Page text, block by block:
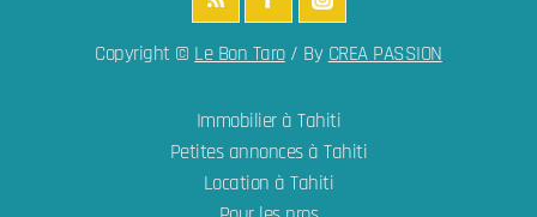
Copyright ©Le Bon Taro/ ByCREA PASSION
Immobilier à Tahiti
Petites annonces à Tahiti
Location à Tahiti